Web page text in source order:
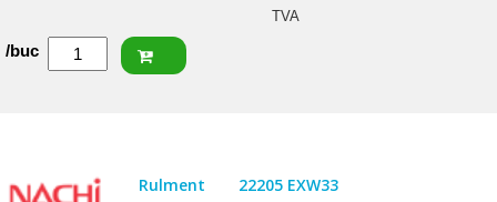
TVA
Cantitate
/buc
Rulment 22205 EXW33